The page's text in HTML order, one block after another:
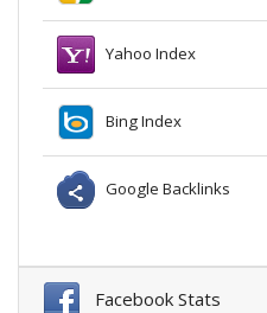
Yahoo Index
Bing Index
Google Backlinks
Facebook Stats